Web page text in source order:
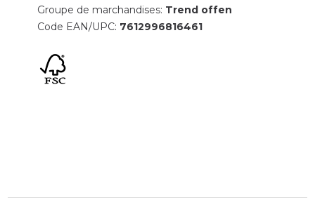
Groupe de marchandises: Trend offen
Code EAN/UPC: 7612996816461